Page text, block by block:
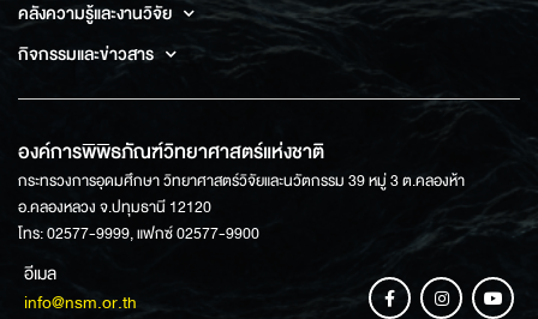
คลังความรู้และงานวิจัย
กิจกรรมและข่าวสาร
องค์การพิพิธภัณฑ์วิทยาศาสตร์แห่งชาติ
กระทรวงการอุดมศึกษา วิทยาศาสตร์วิจัยและนวัตกรรม 39 หมู่ 3 ต.คลองห้า
อ.คลองหลวง จ.ปทุมธานี 12120
โทร: 02577-9999, แฟกซ์ 02577-9900
อีเมล
info@nsm.or.th